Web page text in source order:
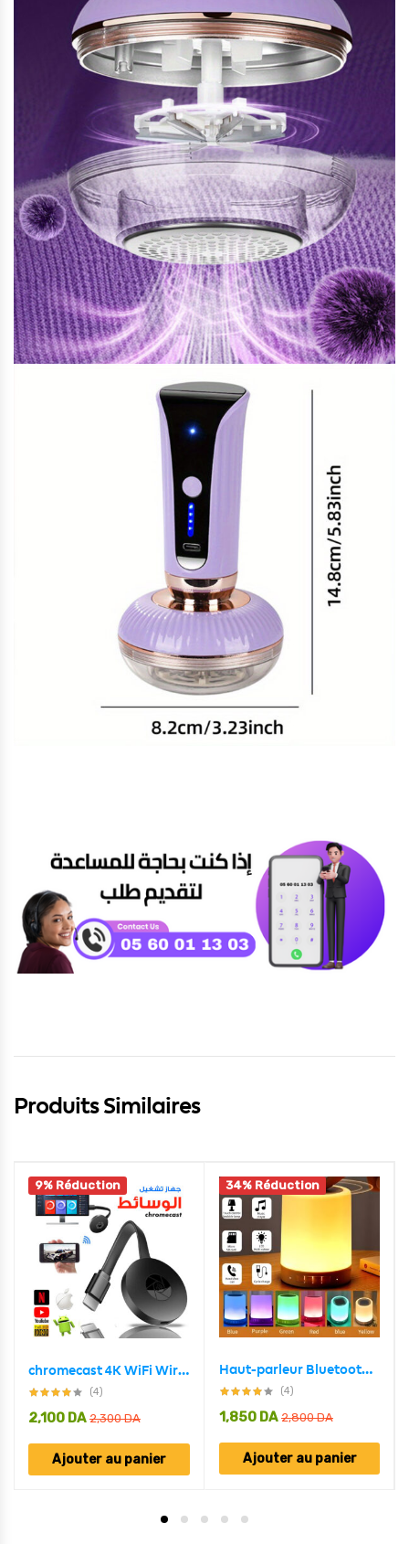
Produits Similaires
9% Réduction
chromecast 4K WiFi Wireless Display Dongle TV Stick TV Stick Media Video Streamer HD
(4)
2,300DA
2,100 DA
Ajouter au panier
34% Réduction
Haut-parleur Bluetooth + veilleuse tactile LED colorée /AUX / TF CART/USB
(4)
2,800DA
1,850 DA
Ajouter au panier